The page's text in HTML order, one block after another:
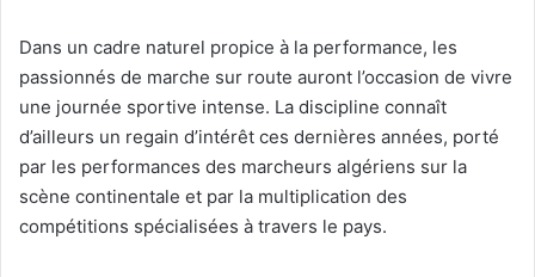
Dans un cadre naturel propice à la performance, les
passionnés de marche sur route auront l’occasion de vivre
une journée sportive intense. La discipline connaît
d’ailleurs un regain d’intérêt ces dernières années, porté
par les performances des marcheurs algériens sur la
scène continentale et par la multiplication des
compétitions spécialisées à travers le pays.